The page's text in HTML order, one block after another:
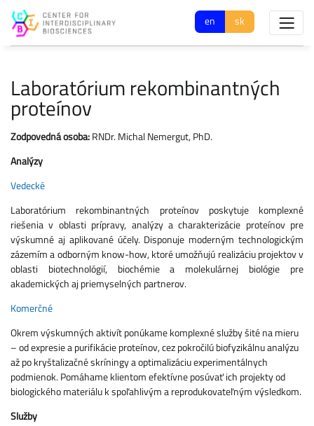
en sk
Laboratórium rekombinantných
proteínov
Zodpovedná osoba:RNDr. Michal Nemergut, PhD.
Analýzy
Vedecké
Laboratórium rekombinantných proteínov poskytuje komplexné
riešenia v oblasti prípravy, analýzy a charakterizácie proteínov pre
výskumné aj aplikované účely. Disponuje moderným technologickým
zázemím a odborným know-how, ktoré umožňujú realizáciu projektov v
oblasti biotechnológií, biochémie a molekulárnej biológie pre
akademických aj priemyselných partnerov.
Komerčné
Okrem výskumných aktivít ponúkame komplexné služby šité na mieru
– od expresie a purifikácie proteínov, cez pokročilú biofyzikálnu analýzu
až po kryštalizačné skríningy a optimalizáciu experimentálnych
podmienok. Pomáhame klientom efektívne posúvať ich projekty od
biologického materiálu k spoľahlivým a reprodukovateľným výsledkom.
Služby